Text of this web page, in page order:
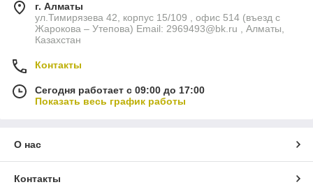
г. Алматы
ул.Тимирязева 42, корпус 15/109 , офис 514 (въезд с
Жарокова – Утепова) Email: 2969493@bk.ru , Алматы,
Казахстан
Контакты
Сегодня работает с 09:00 до 17:00
Показать весь график работы
О нас
Контакты